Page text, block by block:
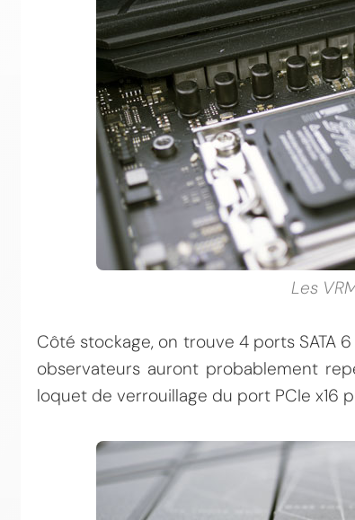
Les
Côté stockage, on trouve 4 ports SATA
observateurs auront probablement
loquet de verrouillage du port PCIe x16